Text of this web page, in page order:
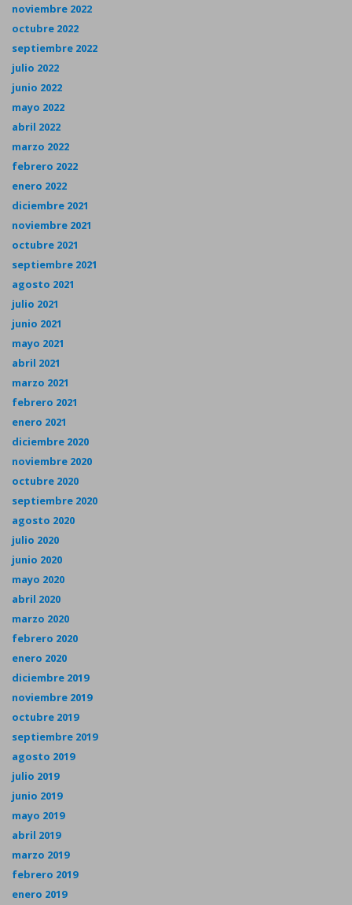
noviembre 2022
octubre 2022
septiembre 2022
julio 2022
junio 2022
mayo 2022
abril 2022
marzo 2022
febrero 2022
enero 2022
diciembre 2021
noviembre 2021
octubre 2021
septiembre 2021
agosto 2021
julio 2021
junio 2021
mayo 2021
abril 2021
marzo 2021
febrero 2021
enero 2021
diciembre 2020
noviembre 2020
octubre 2020
septiembre 2020
agosto 2020
julio 2020
junio 2020
mayo 2020
abril 2020
marzo 2020
febrero 2020
enero 2020
diciembre 2019
noviembre 2019
octubre 2019
septiembre 2019
agosto 2019
julio 2019
junio 2019
mayo 2019
abril 2019
marzo 2019
febrero 2019
enero 2019